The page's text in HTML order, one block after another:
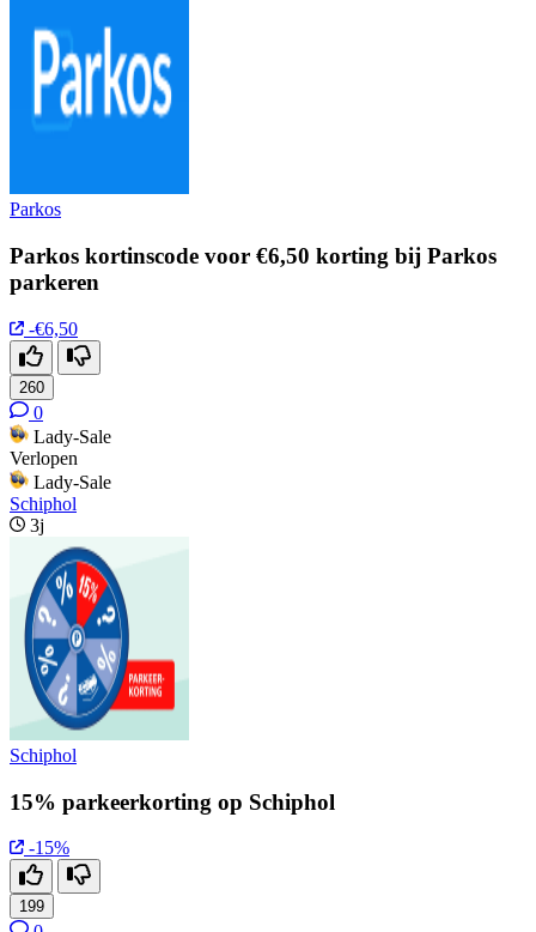
Parkos
Parkos kortinscode voor €6,50 korting bij Parkos
parkeren
-€6,50
260
0
Lady-Sale
Verlopen
Lady-Sale
Schiphol
3j
Schiphol
15% parkeerkorting op Schiphol
-15%
199